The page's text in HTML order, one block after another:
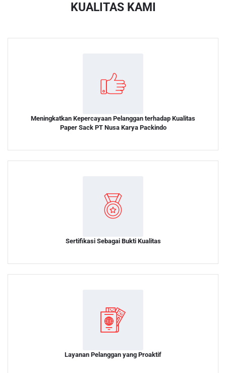
KUALITAS KAMI
Meningkatkan Kepercayaan Pelanggan terhadap Kualitas
Paper Sack PT Nusa Karya Packindo
Sertifikasi Sebagai Bukti Kualitas
Layanan Pelanggan yang Proaktif